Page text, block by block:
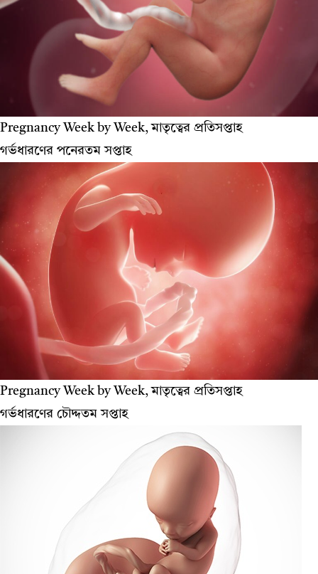
Pregnancy Week by Week, মাতৃত্বের প্রতিসপ্তাহ
গর্ভধারণের পনেরতম সপ্তাহ
Pregnancy Week by Week, মাতৃত্বের প্রতিসপ্তাহ
গর্ভধারণের চৌদ্দতম সপ্তাহ